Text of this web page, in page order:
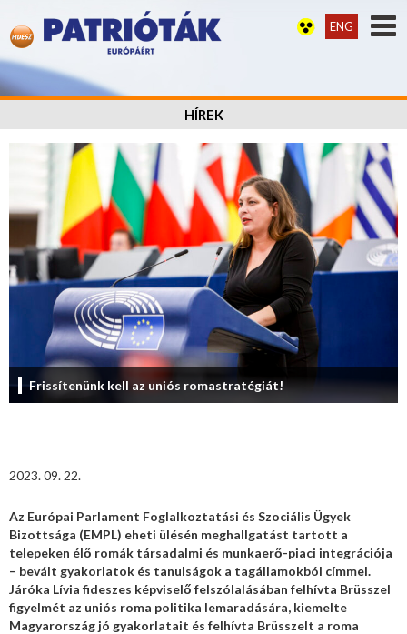
ENG
HÍREK
Frissítenünk kell az uniós romastratégiát!
2023. 09. 22.
Az Európai Parlament Foglalkoztatási és Szociális Ügyek
Bizottsága (EMPL) eheti ülésén meghallgatást tartott a
telepeken élő romák társadalmi és munkaerő-piaci integrációja
– bevált gyakorlatok és tanulságok a tagállamokból címmel.
Járóka Lívia fideszes képviselő felszólalásában felhívta Brüsszel
figyelmét az uniós roma politika lemaradására, kiemelte
Magyarország jó gyakorlatait és felhívta Brüsszelt a roma